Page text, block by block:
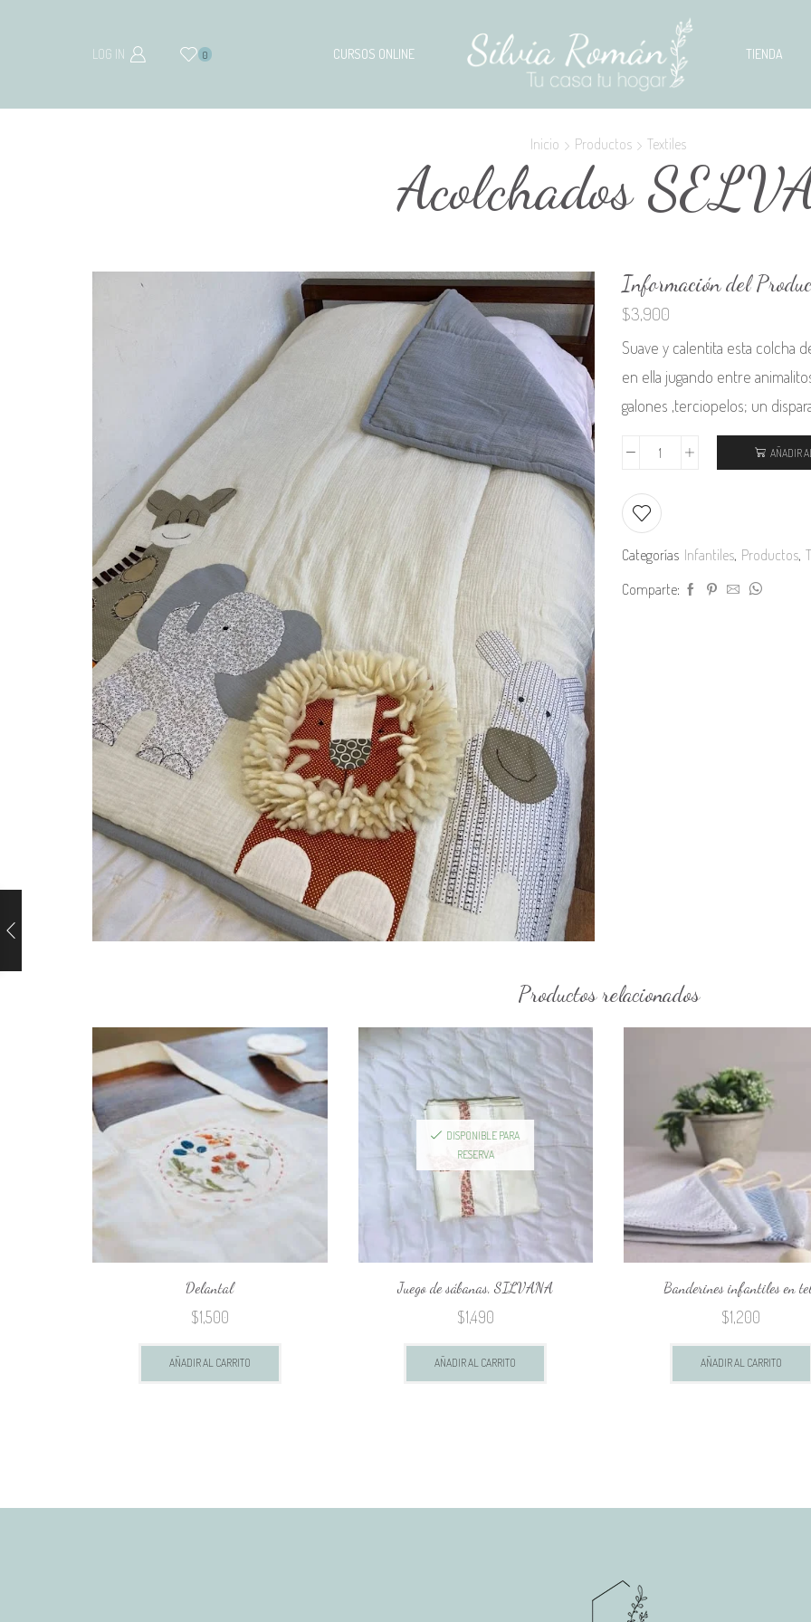
LOG IN 0 CURSOS ONLINE TIENDA
Inicio Productos Textiles
Acolchados
Información del
$3,900
Suave y calentita esta colcha
en ella jugando entre
galones ,terciopelos; un
Acolchados
cantidad
AÑADIR
Categorías Infantiles, Productos,
Comparte:
Productos relacionados
Delantal
$1,500
AÑADIR AL CARRITO
DISPONIBLE PARA
RESERVA
Juego de sábanas, SILVANA
$1,490
AÑADIR AL CARRITO
Banderines infantiles en
$1,200
AÑADIR AL CARRITO